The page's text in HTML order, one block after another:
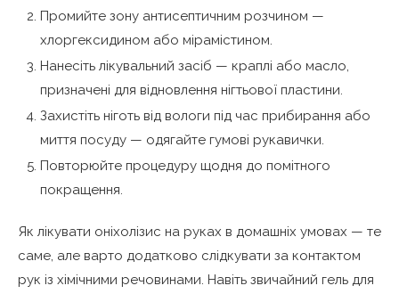
Промийте зону антисептичним розчином —
хлоргексидином або мірамістином.
Нанесіть лікувальний засіб — краплі або масло,
призначені для відновлення нігтьової пластини.
Захистіть ніготь від вологи під час прибирання або
миття посуду — одягайте гумові рукавички.
Повторюйте процедуру щодня до помітного
покращення.
Як лікувати оніхолізис на руках в домашніх умовах — те
саме, але варто додатково слідкувати за контактом
рук із хімічними речовинами. Навіть звичайний гель для